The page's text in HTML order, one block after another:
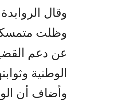
وقال
وظلت متمسكة
عن دعم
الوطنية
وأضاف أن